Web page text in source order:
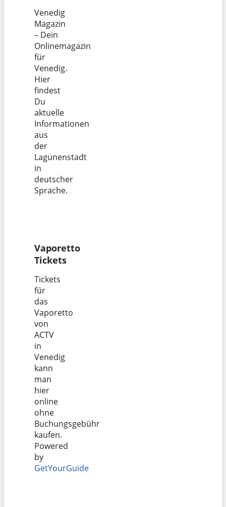
Venedig
Magazin
– Dein
Onlinemagazin
für
Venedig.
Hier
findest
Du
aktuelle
Informationen
aus
der
Lagunenstadt
in
deutscher
Sprache.
Vaporetto
Tickets
Tickets
für
das
Vaporetto
von
ACTV
in
Venedig
kann
man
hier
online
ohne
Buchungsgebühr
kaufen.
Powered
by
GetYourGuide